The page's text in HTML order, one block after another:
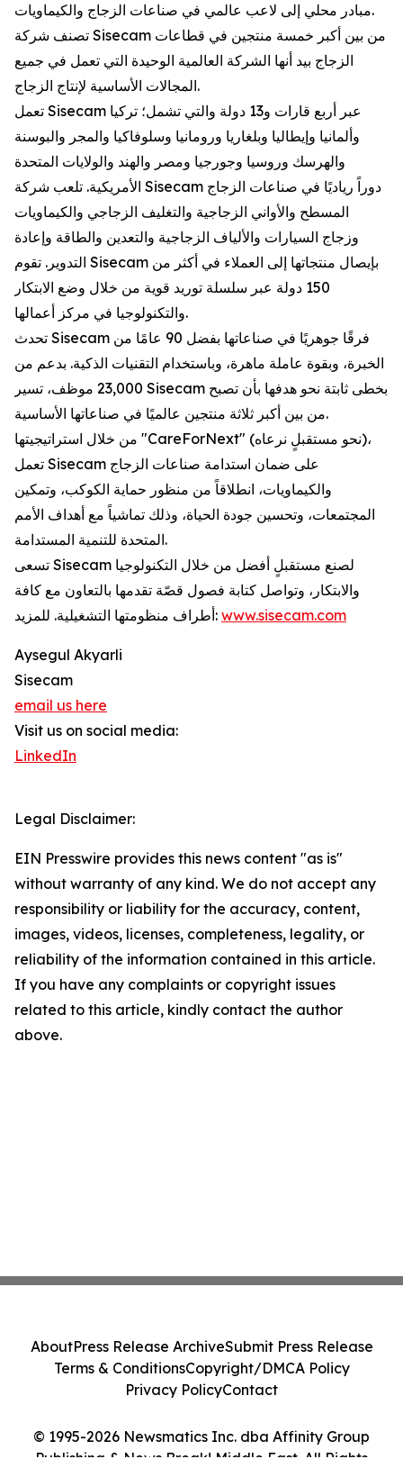
مبادر محلي إلى لاعب عالمي في صناعات الزجاج والكيماويات.
تصنف شركة Sisecam من بين أكبر خمسة منتجين في قطاعات
الزجاج بيد أنها الشركة العالمية الوحيدة التي تعمل في جميع
المجالات الأساسية لإنتاج الزجاج.
تعمل Sisecam عبر أربع قارات و13 دولة والتي تشمل؛ تركيا
وألمانيا وإيطاليا وبلغاريا ورومانيا وسلوفاكيا والمجر والبوسنة
والهرسك وروسيا وجورجيا ومصر والهند والولايات المتحدة
الأمريكية. تلعب شركة Sisecam دوراً رياديًا في صناعات الزجاج
المسطح والأواني الزجاجية والتغليف الزجاجي والكيماويات
وزجاج السيارات والألياف الزجاجية والتعدين والطاقة وإعادة
التدوير. تقوم Sisecam بإيصال منتجاتها إلى العملاء في أكثر من
150 دولة عبر سلسلة توريد قوية من خلال وضع الابتكار
والتكنولوجيا في مركز أعمالها.
تحدث Sisecam فرقًا جوهريًا في صناعاتها بفضل 90 عامًا من
الخبرة، وبقوة عاملة ماهرة، وباستخدام التقنيات الذكية. بدعم من
23,000 موظف، تسير Sisecam بخطى ثابتة نحو هدفها بأن تصبح
من بين أكبر ثلاثة منتجين عالميًا في صناعاتها الأساسية.
من خلال استراتيجيتها "CareForNext" (نحو مستقبلٍ نرعاه)،
تعمل Sisecam على ضمان استدامة صناعات الزجاج
والكيماويات، انطلاقاً من منظور حماية الكوكب، وتمكين
المجتمعات، وتحسين جودة الحياة، وذلك تماشياً مع أهداف الأمم
المتحدة للتنمية المستدامة.
تسعى Sisecam لصنع مستقبلٍ أفضل من خلال التكنولوجيا
والابتكار، وتواصل كتابة فصول قصّة تقدمها بالتعاون مع كافة
أطراف منظومتها التشغيلية. للمزيد: www.sisecam.com
Aysegul Akyarli
Sisecam
email us here
Visit us on social media:
LinkedIn
Legal Disclaimer:
EIN Presswire provides this news content "as is"
without warranty of any kind. We do not accept any
responsibility or liability for the accuracy, content,
images, videos, licenses, completeness, legality, or
reliability of the information contained in this article.
If you have any complaints or copyright issues
related to this article, kindly contact the author
above.
© 1995-2026 Newsmatics Inc. dba Affinity Group
AboutPress Release ArchiveSubmit Press Release
Terms & ConditionsCopyright/DMCA Policy
Privacy PolicyContact